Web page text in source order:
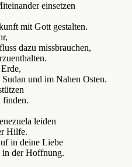
einsetzen
mit Gott gestalten.
dazu missbrauchen,
und im Nahen Osten.
finden.
leiden
Hilfe.
in deine Liebe
in der Hoffnung.